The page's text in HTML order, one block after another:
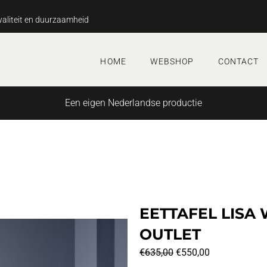
en duurzaamheid
HOME WEBSHOP CONTACT
Een eigen Nederlandse productie
EETTAFEL LISA
OUTLET
€635,00 Oorspronkelijke
€550,00